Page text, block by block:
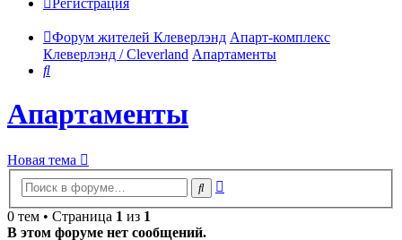
Форум жителей Клеверлэнд Апарт-комплекс
Клеверлэнд / Cleverland Апартаменты
Поиск
Апартаменты
Новая тема
Поиск
0 тем • Страница 1 из 1
В этом форуме нет сообщений.